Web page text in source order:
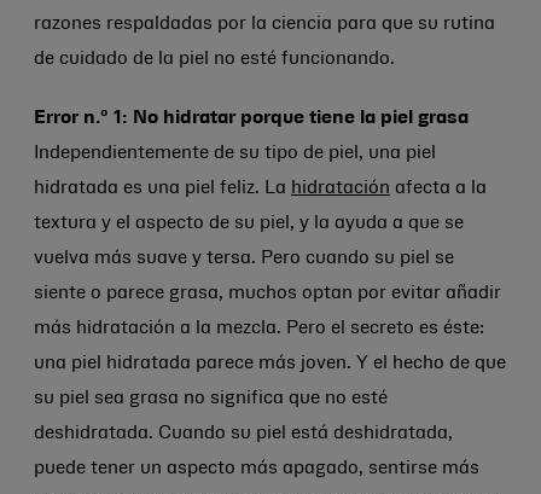
razones respaldadas por la ciencia para que su rutina
de cuidado de la piel no esté funcionando.
Error n.º 1: No hidratar porque tiene la piel grasa
Independientemente de su tipo de piel, una piel
hidratada es una piel feliz. La hidratación afecta a la
textura y el aspecto de su piel, y la ayuda a que se
vuelva más suave y tersa. Pero cuando su piel se
siente o parece grasa, muchos optan por evitar añadir
más hidratación a la mezcla. Pero el secreto es éste:
una piel hidratada parece más joven. Y el hecho de que
su piel sea grasa no significa que no esté
deshidratada. Cuando su piel está deshidratada,
puede tener un aspecto más apagado, sentirse más